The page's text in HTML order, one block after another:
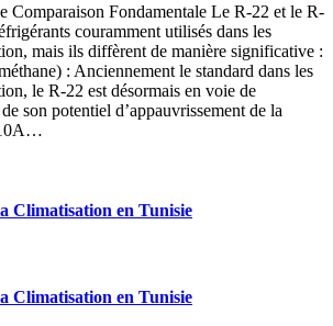
Comparaison Fondamentale Le R-22 et le R-
couramment utilisés dans les
mais ils diffèrent de manière significative :
: Anciennement le standard dans les
le R-22 est désormais en voie de
son potentiel d’appauvrissement de la
Climatisation en Tunisie
Climatisation en Tunisie